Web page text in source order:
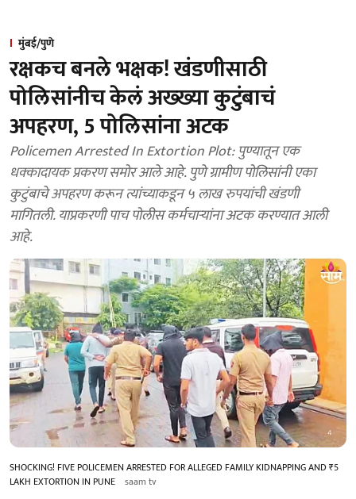
मुंबई/पुणे
रक्षकच बनले भक्षक! खंडणीसाठी
पोलिसांनीच केलं अख्ख्या कुटुंबाचं
अपहरण, 5 पोलिसांना अटक
Policemen Arrested In Extortion Plot: पुण्यातून एक
धक्कादायक प्रकरण समोर आले आहे. पुणे ग्रामीण पोलिसांनी एका
कुटुंबाचे अपहरण करून त्यांच्याकडून ५ लाख रुपयांची खंडणी
मागितली. याप्रकरणी पाच पोलीस कर्मचाऱ्यांना अटक करण्यात आली
आहे.
SHOCKING! FIVE POLICEMEN ARRESTED FOR ALLEGED FAMILY KIDNAPPING AND ₹5
LAKH EXTORTION IN PUNE saam tv